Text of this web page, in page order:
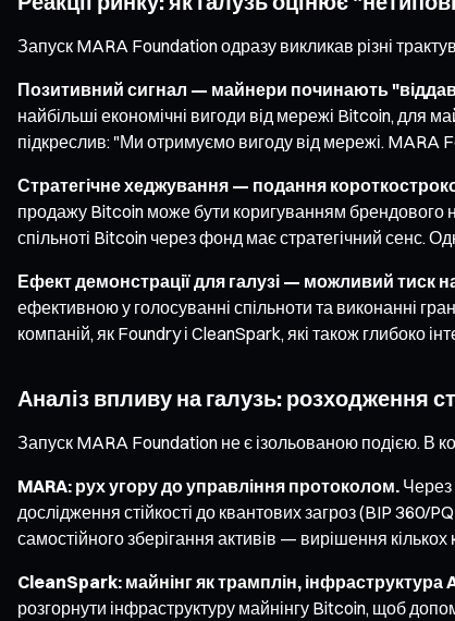
Запуск MARA Foundation одразу викликав різні
Позитивний сигнал — майнери починають
найбільші економічні вигоди від мережі Bitcoin, для
підкреслив: "Ми отримуємо вигоду від мережі. MARA
Стратегічне хеджування — подання
продажу Bitcoin може бути коригуванням брендового
спільноті Bitcoin через фонд має стратегічний сенс.
Ефект демонстрації для галузі — можливий тиск
ефективною у голосуванні спільноти та виконанні
компаній, як Foundry і CleanSpark, які також глибоко
Аналіз впливу на галузь: розходження
Запуск MARA Foundation не є ізольованою подією. В
MARA: рух угору до управління протоколом. Через
дослідження стійкості до квантових загроз (BIP 360/
самостійного зберігання активів — вирішення
CleanSpark: майнінг як трамплін, інфраструктура
розгорнути інфраструктуру майнінгу Bitcoin, щоб